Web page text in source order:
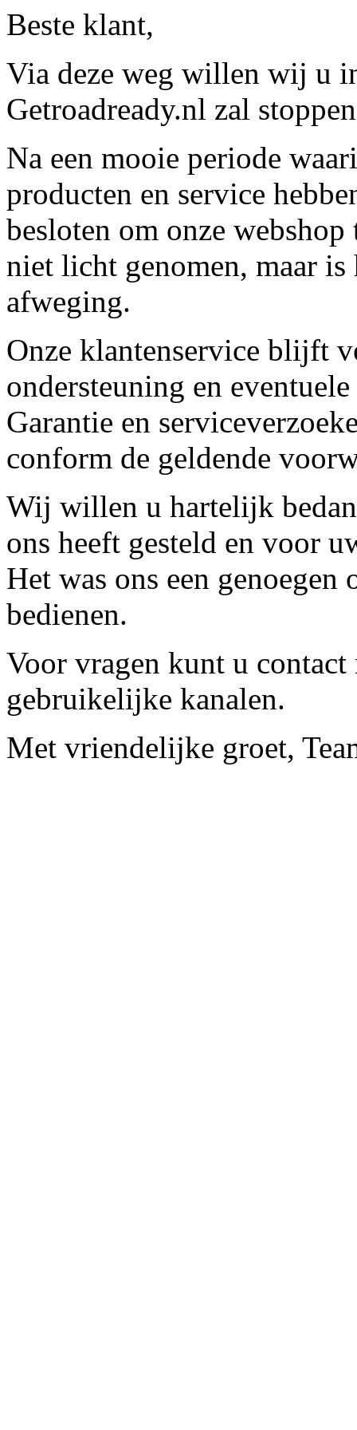
Beste klant,
Via deze weg willen wij u
Getroadready.nl zal
Na een mooie periode
producten en service
besloten om onze
niet licht genomen, maar
afweging.
Onze klantenservice blijft
ondersteuning en
Garantie en
conform de geldende
Wij willen u hartelijk
ons heeft gesteld en voor
Het was ons een
bedienen.
Voor vragen kunt u contact
gebruikelijke kanalen.
Met vriendelijke groet,